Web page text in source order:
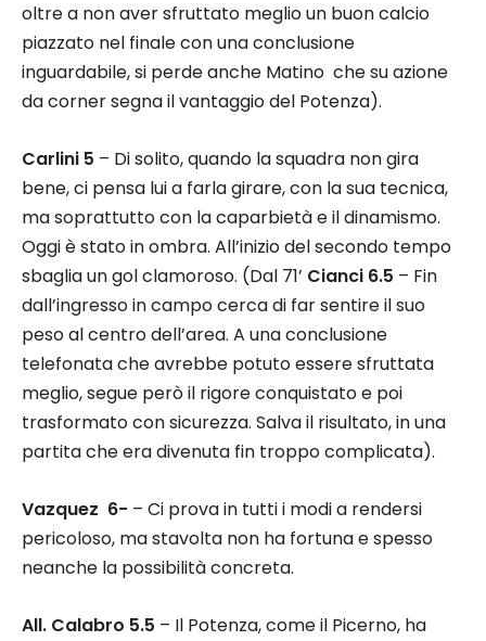
oltre a non aver sfruttato meglio un buon calcio
piazzato nel finale con una conclusione
inguardabile, si perde anche Matino che su azione
da corner segna il vantaggio del Potenza).
Carlini 5 – Di solito, quando la squadra non gira
bene, ci pensa lui a farla girare, con la sua tecnica,
ma soprattutto con la caparbietà e il dinamismo.
Oggi è stato in ombra. All’inizio del secondo tempo
sbaglia un gol clamoroso. (Dal 71’ Cianci 6.5 – Fin
dall’ingresso in campo cerca di far sentire il suo
peso al centro dell’area. A una conclusione
telefonata che avrebbe potuto essere sfruttata
meglio, segue però il rigore conquistato e poi
trasformato con sicurezza. Salva il risultato, in una
partita che era divenuta fin troppo complicata).
Vazquez 6- – Ci prova in tutti i modi a rendersi
pericoloso, ma stavolta non ha fortuna e spesso
neanche la possibilità concreta.
All. Calabro 5.5 – Il Potenza, come il Picerno, ha